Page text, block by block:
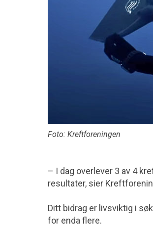
Foto: Kreftforeningen
– I dag overlever 3 av 4
resultater, sier
Ditt bidrag er livsviktig i
for enda flere.